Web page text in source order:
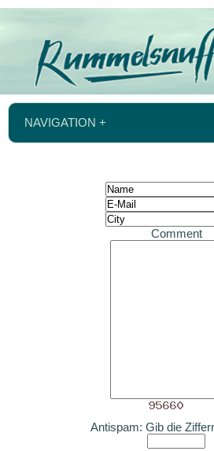
NAVIGATION +
Comment
Antispam: Gib die